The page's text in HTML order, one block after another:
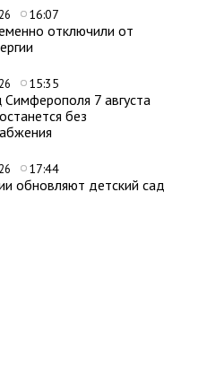
16:07
отключили от
15:35
Симферополя 7 августа
без
17:44
обновляют детский сад